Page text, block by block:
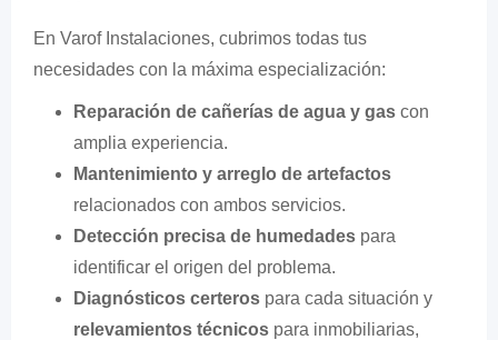
En Varof Instalaciones, cubrimos todas tus
necesidades con la máxima especialización:
Reparación de cañerías de agua y gas con
amplia experiencia.
Mantenimiento y arreglo de artefactos
relacionados con ambos servicios.
Detección precisa de humedades para
identificar el origen del problema.
Diagnósticos certeros para cada situación y
relevamientos técnicos para inmobiliarias,